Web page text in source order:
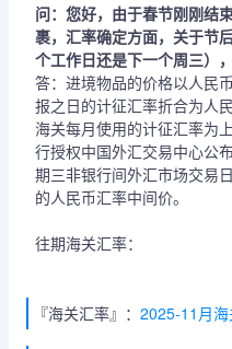
问：您好，由于春节刚刚结
裹，汇率确定方面，关于节
个工作日还是下一个周三）
答：进境物品的价格以人民
报之日的计征汇率折合为人民
海关每月使用的计征汇率为
行授权中国外汇交易中心公
期三非银行间外汇市场交易
的人民币汇率中间价。
往期海关汇率：
『海关汇率』： 2025-11月